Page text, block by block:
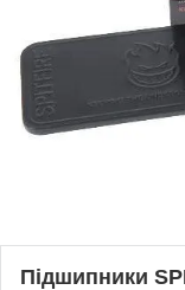
Підшипники